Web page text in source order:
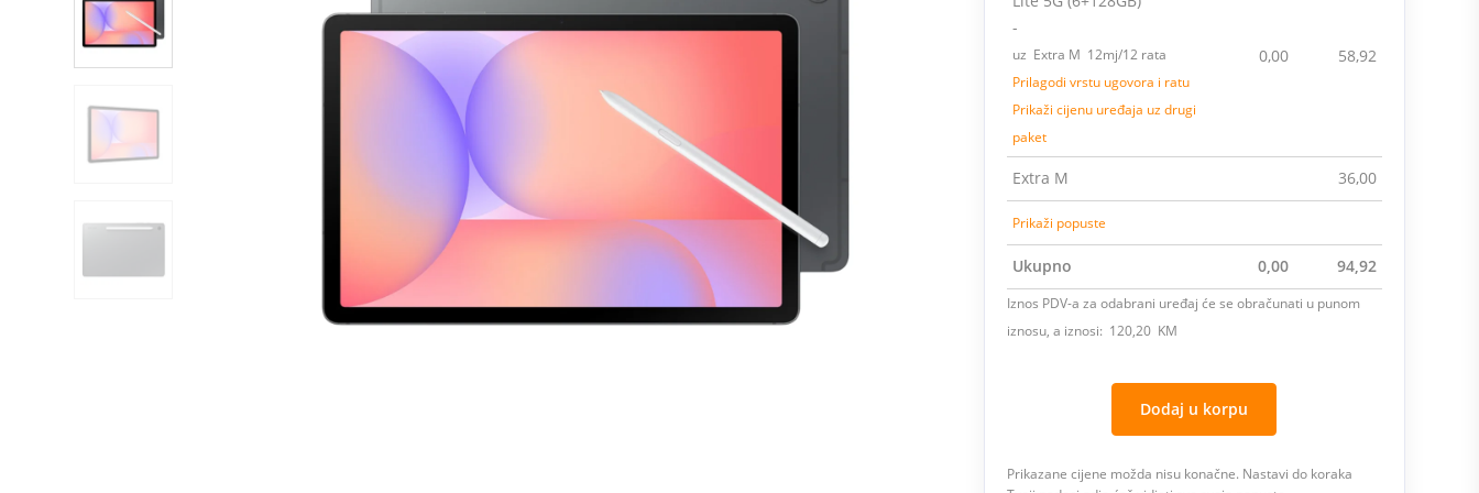
-
uz Extra M 12mj/12 rata
Prilagodi vrstu ugovora i ratu
Prikaži cijenu uređaja uz drugi
paket
0,00 58,92
Extra M 36,00
Prikaži popuste
Ukupno 0,00 94,92
Iznos PDV-a za odabrani uređaj će se obračunati u punom
iznosu, a iznosi: 120,20 KM
Dodaj u korpu
Prikazane cijene možda nisu konačne. Nastavi do koraka